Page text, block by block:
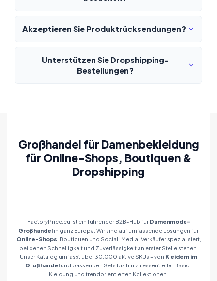
Akzeptieren Sie Produktrücksendungen?
Unterstützen Sie Dropshipping-
Bestellungen?
Großhandel für Damenbekleidung
für Online-Shops, Boutiquen &
Dropshipping
FactoryPrice.eu ist ein führender B2B-Hub für Damenmode-
Großhandel in ganz Europa. Wir sind auf umfassende Lösungen für
Online-Shops , Boutiquen und Social-Media-Verkäufer spezialisiert,
bei denen Schnelligkeit und Zuverlässigkeit an erster Stelle stehen.
Unser Katalog umfasst über 30.000 aktive SKUs – von Kleidern im
Großhandelund passenden Sets bis hin zu essentieller Basic-
Kleidung und trendorientierten Kollektionen.